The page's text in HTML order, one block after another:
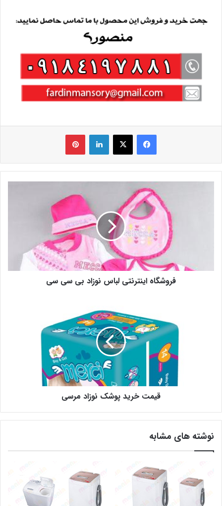
فیس بوک X لینکدین ‫پین‌ترست
فروشگاه اینترنتی لباس نوزاد بی سی سی
قیمت خرید پوشک نوزاد مرسی
نوشته های مشابه